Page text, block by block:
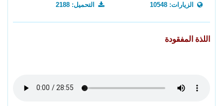
الزيارات: 10548 التحميل: 2188
اللذة المفقودة